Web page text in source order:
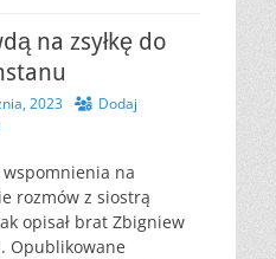
na zsyłkę do
2023
Dodaj
wspomnienia na
rozmów z siostrą
opisał brat Zbigniew
Opublikowane